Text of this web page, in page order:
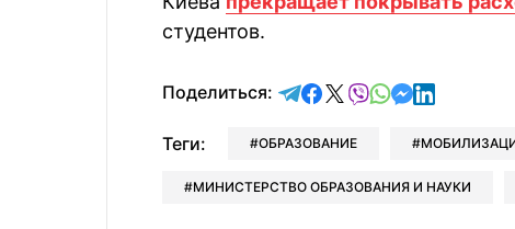
студентов.
Поделиться: отправить в Telegram
поделиться в Facebook
поделиться в X
отправить в Viber
отправить в
отправить
Теги: ОБРАЗОВАНИЕ
МИНИСТЕРСТВО ОБРАЗОВАНИЯ И НАУКИ